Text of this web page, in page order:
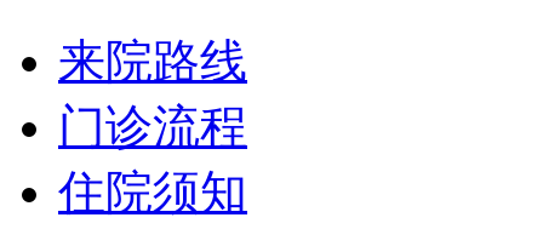
来院路线
门诊流程
住院须知